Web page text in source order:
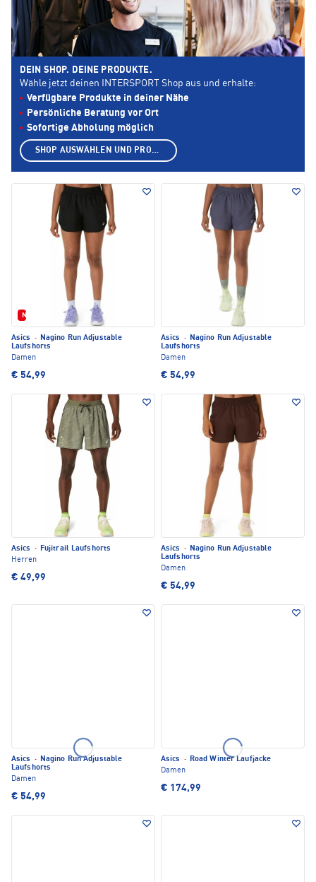
Neu
Asics · Nagino Run Adjustable
Laufshorts
Damen
€ 54,99
Asics · Nagino Run Adjustable
Laufshorts
Damen
€ 54,99
Asics · Fujitrail Laufshorts
Herren
€ 49,99
Asics · Nagino Run Adjustable
Laufshorts
Damen
€ 54,99
Asics · Nagino Run Adjustable
Laufshorts
Damen
€ 54,99
Asics · Road Winter Laufjacke
Damen
€ 174,99
DEIN SHOP. DEINE PRODUKTE.
Wähle jetzt deinen INTERSPORT Shop aus und erhalte:
Verfügbare Produkte in deiner Nähe
Persönliche Beratung vor Ort
Sofortige Abholung möglich
SHOP AUSWÄHLEN UND PRODUKTE ANZEIGEN